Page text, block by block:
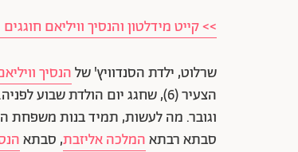
>> קייט מידלטון והנסיך וויליאם
שרלוט, ילדת הסנדוויץ' שלהנסיך
הצעיר (6), שחגג יום הולדת
וגובר. מה לעשות, תמיד בנות משפחת
סבתא רבתאהמלכה אליזבת, סבתא